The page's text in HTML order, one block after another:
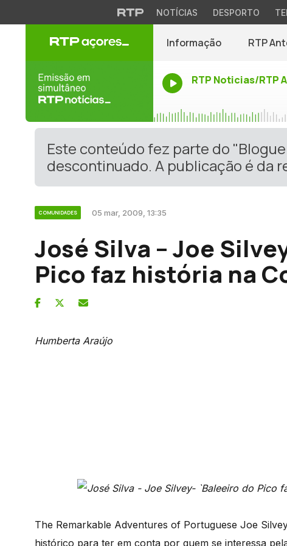
NOTÍCIAS DESPORTO
Informação RTP
RTP Noticias/RTP
Este conteúdo fez parte do
descontinuado. A publicação é da
COMUNIDADES 05 mar, 2009, 13:35
José Silva – Joe
Pico faz história na
Humberta Araújo
The Remarkable Adventures of Portuguese Joe
histórico para ter em conta por quem se interessa